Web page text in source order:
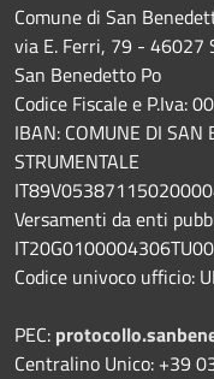
Comune di San
via E. Ferri, 79 - 46027
San Benedetto Po
Codice Fiscale e P.Iva:
IBAN: COMUNE DI SAN
STRUMENTALE
Versamenti da enti
Codice univoco ufficio:
PEC:
Centralino Unico: +39